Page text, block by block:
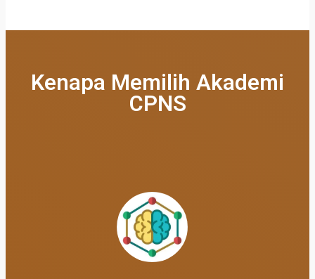
Kenapa Memilih Akademi
CPNS